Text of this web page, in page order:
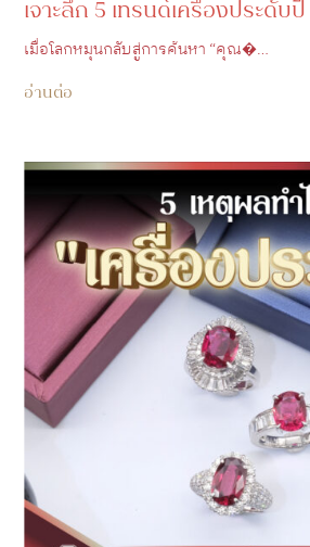
เจาะลึก 5 เทรนด์เครื่องประดับ
เมื่อโลกหมุนกลับสู่การค้นหา “คุณ�…
อ่านต่อ